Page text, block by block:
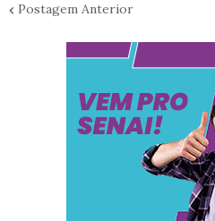
Postagem Anterior